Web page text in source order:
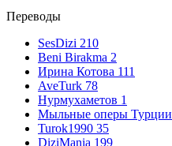
Переводы
SesDizi 210
Beni Birakma 2
Ирина Котова 111
AveTurk 78
Нурмухаметов 1
Мыльные оперы Турции
Turok1990 35
DiziMania 199